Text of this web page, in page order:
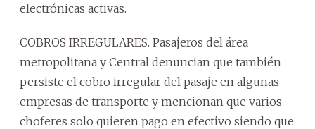
electrónicas activas.
COBROS IRREGULARES. Pasajeros del área
metropolitana y Central denuncian que también
persiste el cobro irregular del pasaje en algunas
empresas de transporte y mencionan que varios
choferes solo quieren pago en efectivo siendo que